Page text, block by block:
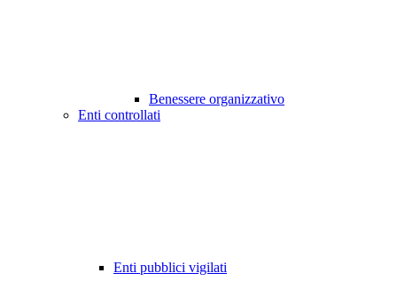
Benessere organizzativo
Enti controllati
Enti pubblici vigilati